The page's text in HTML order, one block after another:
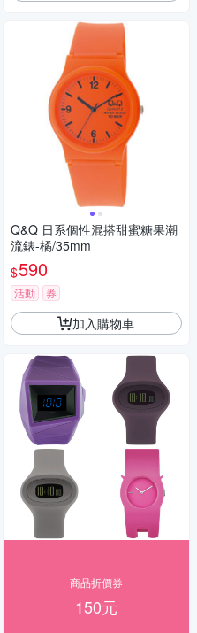
Q&Q 日系個性混搭甜蜜糖果潮
流錶-橘/35mm
$590
活動 券
加入購物車
商品折價券
150元